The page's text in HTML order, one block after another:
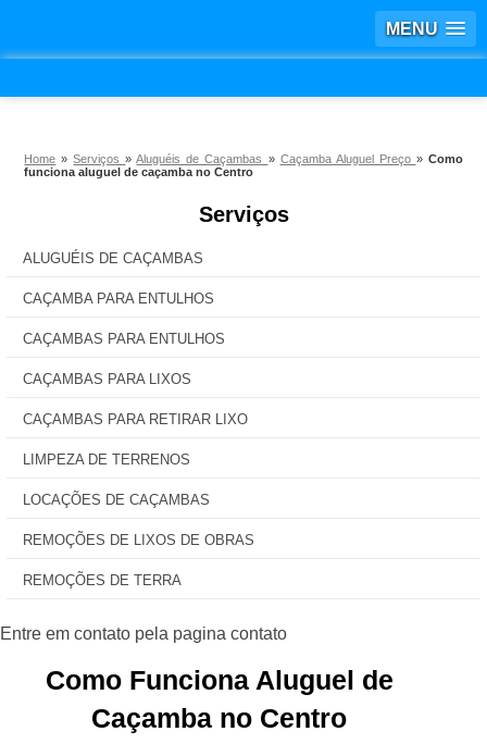
MENU
Home »Serviços»Aluguéis de Caçambas » Caçamba Aluguel Preço » Como
funciona aluguel de caçamba no Centro
Serviços
ALUGUÉIS DE CAÇAMBAS
CAÇAMBA PARA ENTULHOS
CAÇAMBAS PARA ENTULHOS
CAÇAMBAS PARA LIXOS
CAÇAMBAS PARA RETIRAR LIXO
LIMPEZA DE TERRENOS
LOCAÇÕES DE CAÇAMBAS
REMOÇÕES DE LIXOS DE OBRAS
REMOÇÕES DE TERRA
Como Funciona Aluguel de
Caçamba no Centro